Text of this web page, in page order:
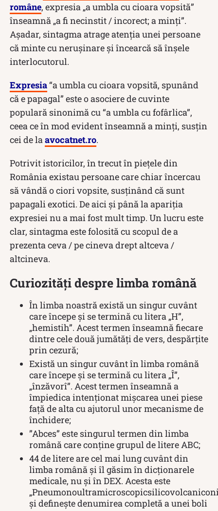
române, expresia „a umbla cu cioara vopsită”
înseamnă „a fi necinstit / incorect; a minți”.
Așadar, sintagma atrage atenția unei persoane
că minte cu nerușinare și încearcă să înșele
interlocutorul.
Expresia“a umbla cu cioara vopsită, spunând
că e papagal” este o asociere de cuvinte
populară sinonimă cu “a umbla cu fofârlica”,
ceea ce în mod evident înseamnă a minți, susțin
cei de la avocatnet.ro.
Potrivit istoricilor, în trecut în piețele din
România existau persoane care chiar încercau
să vândă o ciori vopsite, susținând că sunt
papagali exotici. De aici și până la apariția
expresiei nu a mai fost mult timp. Un lucru este
clar, sintagma este folosită cu scopul de a
prezenta ceva / pe cineva drept altceva /
altcineva.
Curiozități despre limba română
În limba noastră există un singur cuvânt
care începe și se termină cu litera „H”,
„hemistih”. Acest termen înseamnă fiecare
dintre cele două jumătăți de vers, despărțite
prin cezură;
Există un singur cuvânt în limba română
care începe şi se termină cu litera „Î”,
„înzăvorî”. Acest termen înseamnă a
împiedica intenționat mișcarea unei piese
față de alta cu ajutorul unor mecanisme de
închidere;
”Abces” este singurul termen din limba
română care conţine grupul de litere ABC;
44 de litere are cel mai lung cuvânt din
limba română şi îl găsim în dicţionarele
medicale, nu şi în DEX. Acesta este
și definește denumirea completă a unei boli